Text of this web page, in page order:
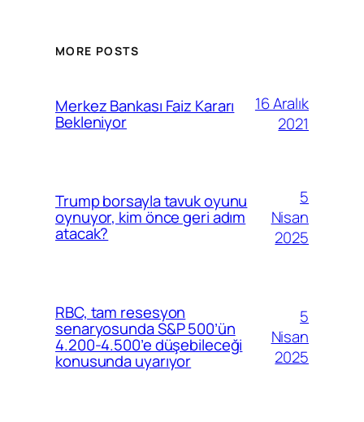
MORE POSTS
Merkez Bankası Faiz Kararı
Bekleniyor
16 Aralık
2021
Trump borsayla tavuk oyunu
oynuyor, kim önce geri adım
atacak?
5
Nisan
2025
RBC, tam resesyon
senaryosunda S&P 500’ün
4.200-4.500’e düşebileceği
konusunda uyarıyor
5
Nisan
2025